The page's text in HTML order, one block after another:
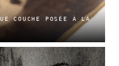
COUCHE POSÉE À LA